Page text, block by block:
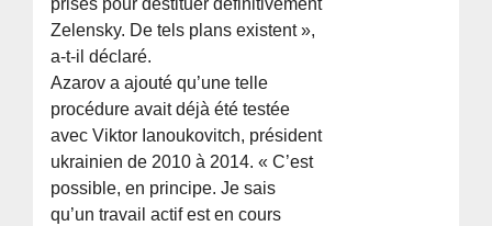
prises pour destituer définitivement
Zelensky. De tels plans existent »,
a-t-il déclaré.
Azarov a ajouté qu’une telle
procédure avait déjà été testée
avec Viktor Ianoukovitch, président
ukrainien de 2010 à 2014. « C’est
possible, en principe. Je sais
qu’un travail actif est en cours